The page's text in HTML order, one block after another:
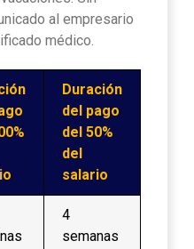
al empresario
médico.
Duración
del pago
del 50%
del
salario
4
semanas